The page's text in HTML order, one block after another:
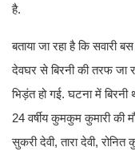
है.
बताया जा रहा है कि सवारी
देवघर से बिरनी की तरफ जा
भिड़ंत हो गई. घटना में बिरनी
24 वर्षीय कुमकुम कुमारी की
सुकरी देवी, तारा देवी,